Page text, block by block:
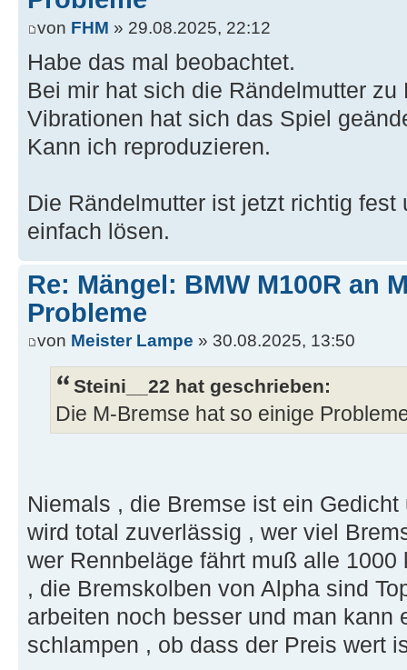
von FHM » 29.08.2025, 22:12
Habe das mal beobachtet.
Bei mir hat sich die Rändelmutter
Vibrationen hat sich das Spiel
Kann ich reproduzieren.
Die Rändelmutter ist jetzt richtig
einfach lösen.
Re: Mängel: BMW M100R an
Probleme
von Meister Lampe » 30.08.2025, 13:50
Steini__22 hat geschrieben:
Die M-Bremse hat so einige
Niemals , die Bremse ist ein
wird total zuverlässig , wer viel
wer Rennbeläge fährt muß alle
, die Bremskolben von Alpha sind
arbeiten noch besser und man kann
schlampen , ob dass der Preis wert